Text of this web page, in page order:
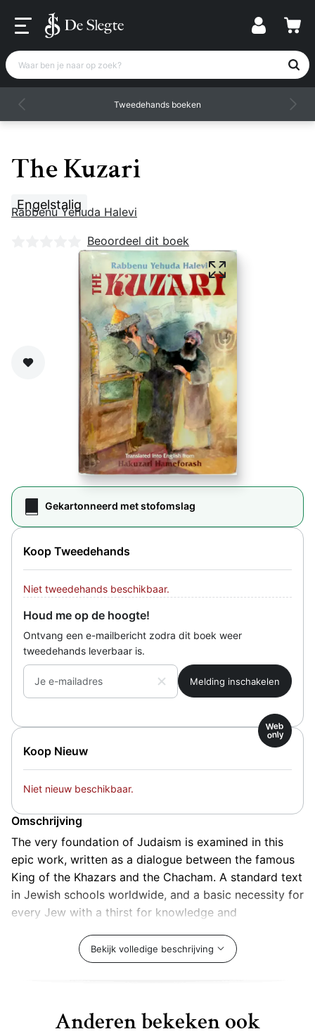
Waar ben je naar op zoek?
Tweedehands boeken
The Kuzari
Engelstalig
Rabbenu Yehuda Halevi
Nog geen beoordelingen
Beoordeel dit boek
Zet op verlanglijst
Gekartonneerd met stofomslag
Koop Tweedehands
Niet tweedehands beschikbaar.
Houd me op de hoogte!
Ontvang een e-mailbericht zodra dit boek weer
tweedehands leverbaar is.
Je e-mailadres
Koop Nieuw
Web
only
Niet nieuw beschikbaar.
Omschrijving
The very foundation of Judaism is examined in this
epic work, written as a dialogue between the famous
King of the Khazars and the Chacham. A standard text
in Jewish schools worldwide, and a basic necessity for
every Jew with a thirst for knowledge and
contemporary Hebrew rendition.
Bekijk volledige beschrijving
Anderen bekeken ook